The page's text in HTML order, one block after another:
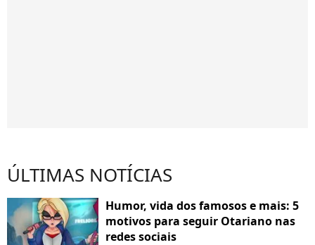
ÚLTIMAS NOTÍCIAS
Humor, vida dos famosos e mais: 5
motivos para seguir Otariano nas
redes sociais